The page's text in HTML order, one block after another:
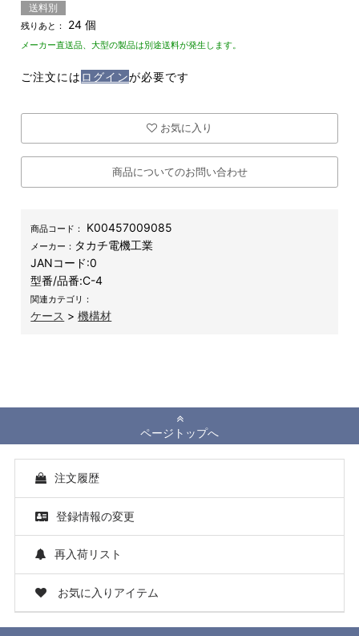
送料別
残りあと： 24 個
メーカー直送品、大型の製品は別途送料が発生します。
ご注文には ログインが必要です
お気に入り
商品についてのお問い合わせ
商品コード： K00457009085
メーカー： タカチ電機工業
JANコード:0
型番/品番:C-4
関連カテゴリ：
ケース >機構材
ページトップへ
注文履歴
登録情報の変更
再入荷リスト
お気に入りアイテム